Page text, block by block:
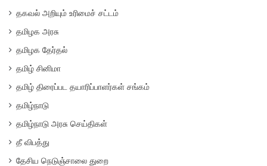
தகவல் அறியும் உரிமைச் சட்டம்
தமிழக அரசு
தமிழக தேர்தல்
தமிழ் சினிமா
தமிழ் திரைப்பட தயாரிப்பாளர்கள் சங்கம்
தமிழ்நாடு
தமிழ்நாடு அரசு செய்திகள்
தீ விபத்து
தேசிய நெடுஞ்சாலை துறை